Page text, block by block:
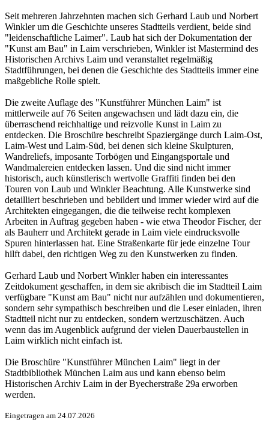
Seit mehreren Jahrzehnten machen sich Gerhard Laub und Norbert
Winkler um die Geschichte unseres Stadtteils verdient, beide sind
"leidenschaftliche Laimer". Laub hat sich der Dokumentation der
"Kunst am Bau" in Laim verschrieben, Winkler ist Mastermind des
Historischen Archivs Laim und veranstaltet regelmäßig
Stadtführungen, bei denen die Geschichte des Stadtteils immer eine
maßgebliche Rolle spielt.
Die zweite Auflage des "Kunstführer München Laim" ist
mittlerweile auf 76 Seiten angewachsen und lädt dazu ein, die
überraschend reichhaltige und reizvolle Kunst in Laim zu
entdecken. Die Broschüre beschreibt Spaziergänge durch Laim-Ost,
Laim-West und Laim-Süd, bei denen sich kleine Skulpturen,
Wandreliefs, imposante Torbögen und Eingangsportale und
Wandmalereien entdecken lassen. Und die sind nicht immer
historisch, auch künstlerisch wertvolle Graffiti finden bei den
Touren von Laub und Winkler Beachtung. Alle Kunstwerke sind
detailliert beschrieben und bebildert und immer wieder wird auf die
Architekten eingegangen, die die teilweise recht komplexen
Arbeiten in Auftrag gegeben haben - wie etwa Theodor Fischer, der
als Bauherr und Architekt gerade in Laim viele eindrucksvolle
Spuren hinterlassen hat. Eine Straßenkarte für jede einzelne Tour
hilft dabei, den richtigen Weg zu den Kunstwerken zu finden.
Gerhard Laub und Norbert Winkler haben ein interessantes
Zeitdokument geschaffen, in dem sie akribisch die im Stadtteil Laim
verfügbare "Kunst am Bau" nicht nur aufzählen und dokumentieren,
sondern sehr sympathisch beschreiben und die Leser einladen, ihren
Stadtteil nicht nur zu entdecken, sondern wertzuschätzen. Auch
wenn das im Augenblick aufgrund der vielen Dauerbaustellen in
Laim wirklich nicht einfach ist.
Die Broschüre "Kunstführer München Laim" liegt in der
Stadtbibliothek München Laim aus und kann ebenso beim
Historischen Archiv Laim in der Byecherstraße 29a erworben
werden.
Eingetragen am 24.07.2026